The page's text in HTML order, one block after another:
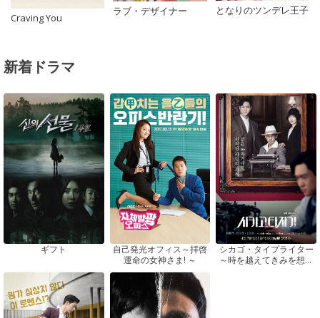
Craving You
ラブ・デザイナー となりのツンデレ王子
新着ドラマ
ギフト
自己発光オフィス～拝啓
運命の女神さま! ～
シカゴ・タイプライター
～時を越えてきみを想う